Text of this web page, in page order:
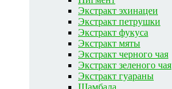
Экстракт эхинацеи
Экстракт петрушки
Экстракт фукуса
Экстракт мяты
Экстракт черного чая
Экстракт зеленого чая
Экстракт гуараны
Шамбала